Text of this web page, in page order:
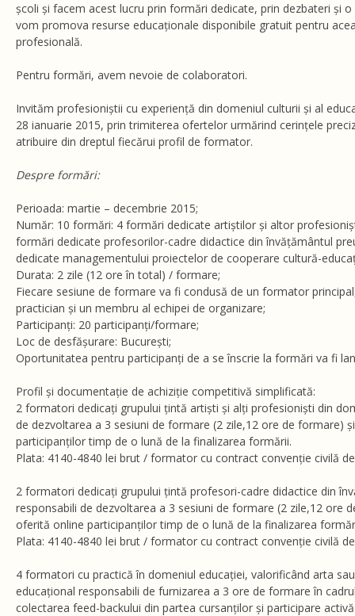
școli și facem acest lucru prin formări dedicate, prin dezbateri și
vom promova resurse educaționale disponibile gratuit pentru
profesională.
Pentru formări, avem nevoie de colaboratori.
Invităm profesioniștii cu experiență din domeniul culturii și al
28 ianuarie 2015, prin trimiterea ofertelor urmărind cerințele
atribuire din dreptul fiecărui profil de formator.
Despre formări:
Perioada: martie – decembrie 2015;
Număr: 10 formări: 4 formări dedicate artiștilor și altor
formări dedicate profesorilor-cadre didactice din învățământul
dedicate managementului proiectelor de cooperare cultură-
Durata: 2 zile (12 ore în total) / formare;
Fiecare sesiune de formare va fi condusă de un formator
practician și un membru al echipei de organizare;
Participanți: 20 participanți/formare;
Loc de desfășurare: București;
Oportunitatea pentru participanți de a se înscrie la formări va fi
Profil și documentație de achiziție competitivă simplificată:
2 formatori dedicați grupului țintă artiști și alți profesioniști din
de dezvoltarea a 3 sesiuni de formare (2 zile,12 ore de formare)
participanților timp de o lună de la finalizarea formării.
Plata: 4140-4840 lei brut / formator cu contract convenție civilă
2 formatori dedicați grupului țintă profesori-cadre didactice din
responsabili de dezvoltarea a 3 sesiuni de formare (2 zile,12 ore
oferită online participanților timp de o lună de la finalizarea
Plata: 4140-4840 lei brut / formator cu contract convenție civilă
4 formatori cu practică în domeniul educației, valorificând arta
educațional responsabili de furnizarea a 3 ore de formare în
colectarea feed-backului din partea cursanților și participare